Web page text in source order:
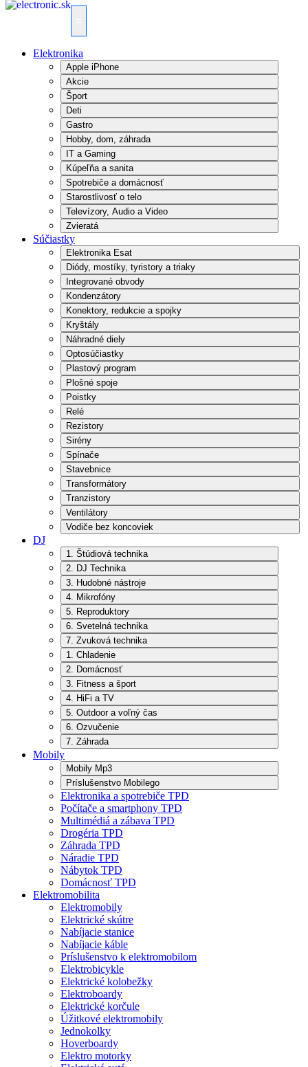
Elektronika
Apple iPhone
Akcie
Šport
Deti
Gastro
Hobby, dom, záhrada
IT a Gaming
Kúpeľňa a sanita
Spotrebiče a domácnosť
Starostlivosť o telo
Televízory, Audio a Video
Zvieratá
Súčiastky
Elektronika Esat
Diódy, mostíky, tyristory a triaky
Integrované obvody
Kondenzátory
Konektory, redukcie a spojky
Kryštály
Náhradné diely
Optosúčiastky
Plastový program
Plošné spoje
Poistky
Relé
Rezistory
Sirény
Spínače
Stavebnice
Transformátory
Tranzistory
Ventilátory
Vodiče bez koncoviek
DJ
1. Štúdiová technika
2. DJ Technika
3. Hudobné nástroje
4. Mikrofóny
5. Reproduktory
6. Svetelná technika
7. Zvuková technika
1. Chladenie
2. Domácnosť
3. Fitness a šport
4. HiFi a TV
5. Outdoor a voľný čas
6. Ozvučenie
7. Záhrada
Mobily
Mobily Mp3
Príslušenstvo Mobilego
Elektronika a spotrebiče TPD
Počítače a smartphony TPD
Multimédiá a zábava TPD
Drogéria TPD
Záhrada TPD
Náradie TPD
Nábytok TPD
Domácnosť TPD
Elektromobilita
Elektromobily
Elektrické skútre
Nabíjacie stanice
Nabíjacie káble
Príslušenstvo k elektromobilom
Elektrobicykle
Elektrické kolobežky
Elektroboardy
Elektrické korčule
Úžitkové elektromobily
Jednokolky
Hoverboardy
Elektro motorky